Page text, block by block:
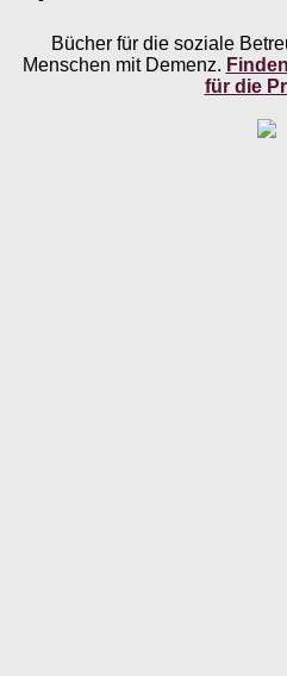
Bücher für die soziale
Menschen mit Demenz.
für die